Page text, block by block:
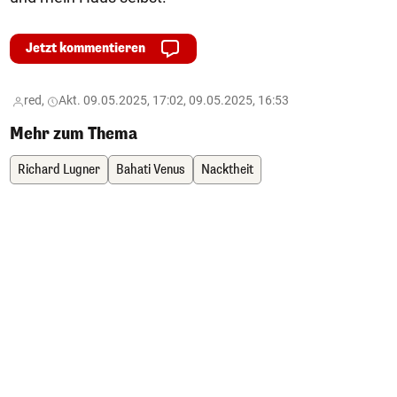
Jetzt kommentieren
red, Akt. 09.05.2025, 17:02, 09.05.2025, 16:53
Mehr zum Thema
Richard Lugner Bahati Venus Nacktheit